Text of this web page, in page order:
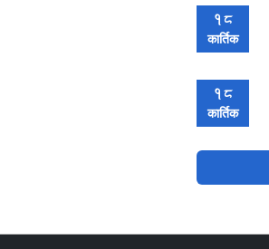
18
कार्तिक
18
कार्तिक